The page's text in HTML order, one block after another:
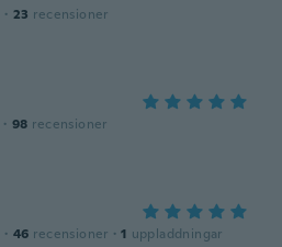
· 23 recensioner
· 98 recensioner
· 46 recensioner · 1 uppladdningar